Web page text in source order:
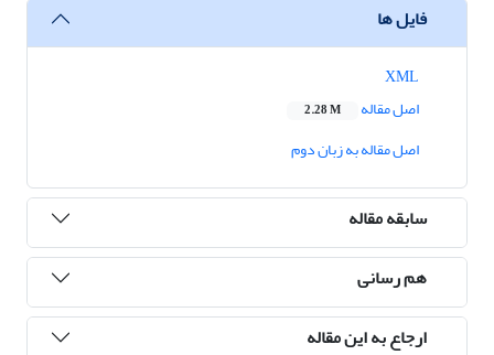
فایل ها
اصل مقاله
2.28 M
اصل مقاله به زبان دوم
سابقه مقاله
هم رسانی
ارجاع به این مقاله